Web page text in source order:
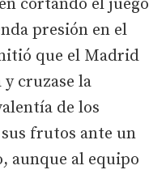
cortando el juego
presión en el
que el Madrid
cruzase la
de los
frutos ante un
aunque al equipo